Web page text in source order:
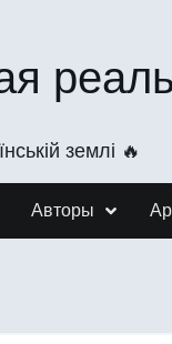
землі 🔥
Авторы